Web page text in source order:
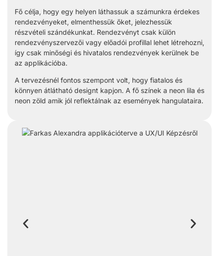
Fő célja, hogy egy helyen láthassuk a számunkra érdekes
rendezvényeket, elmenthessük őket, jelezhessük
részvételi szándékunkat. Rendezvényt csak külön
rendezvényszervezői vagy előadói profillal lehet létrehozni,
így csak minőségi és hivatalos rendezvények kerülnek be
az applikációba.
A tervezésnél fontos szempont volt, hogy fiatalos és
könnyen átlátható designt kapjon. A fő színek a neon lila és
neon zöld amik jól reflektálnak az események hangulataira.